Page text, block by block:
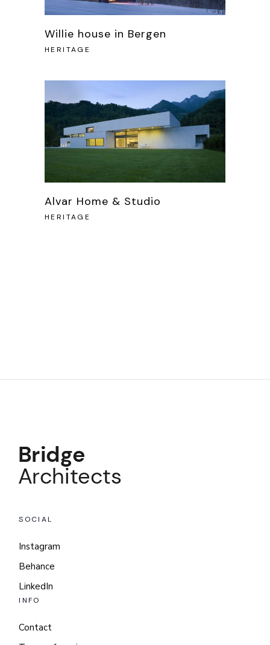
Willie house in Bergen
HERITAGE
Alvar Home & Studio
HERITAGE
SOCIAL
Instagram
Behance
LinkedIn
INFO
Contact